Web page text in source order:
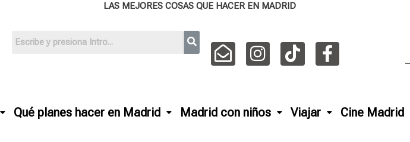
LAS MEJORES COSAS QUE HACER EN MADRID
Qué planes hacer en Madrid Madrid con niños Viajar Cine Madrid